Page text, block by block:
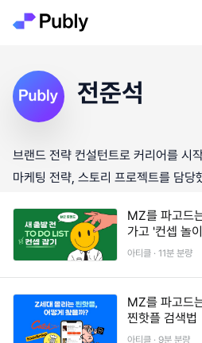
전준석
브랜드 전략 컨설턴트로 커리어를 시
마케팅 전략, 스토리 프로젝트를 담당
MZ를 파고드
가고 '컨셉 놀
아티클 · 11분 분량
MZ를 파고드
찐핫플 검색법
아티클 · 9분 분량